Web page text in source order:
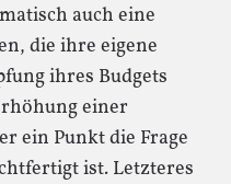
auch eine
die ihre eigene
ihres Budgets
einer
ein Punkt die Frage
ist. Letzteres